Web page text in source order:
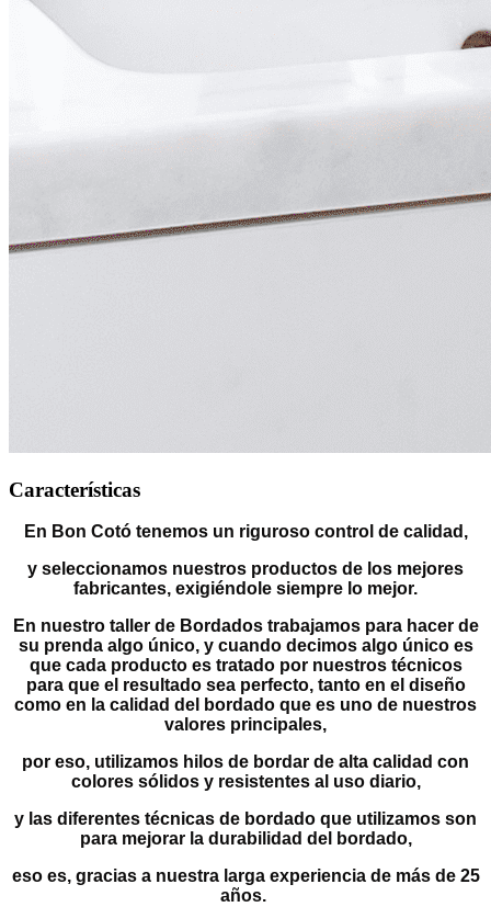
Características
En Bon Cotó tenemos un riguroso control de calidad,
y seleccionamos nuestros productos de los mejores
fabricantes, exigiéndole siempre lo mejor.
En nuestro taller de Bordados trabajamos para hacer de
su prenda algo único, y cuando decimos algo único es
que cada producto es tratado por nuestros técnicos
para que el resultado sea perfecto, tanto en el diseño
como en la calidad del bordado que es uno de nuestros
valores principales,
por eso, utilizamos hilos de bordar de alta calidad con
colores sólidos y resistentes al uso diario,
y las diferentes técnicas de bordado que utilizamos son
para mejorar la durabilidad del bordado,
eso es, gracias a nuestra larga experiencia de más de 25
años.